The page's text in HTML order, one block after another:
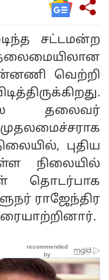
சட்டமன்ற
வெற்றி
தலைவர்
புதிய
நிலையில்
தொடர்பாக
ராஜேந்திர